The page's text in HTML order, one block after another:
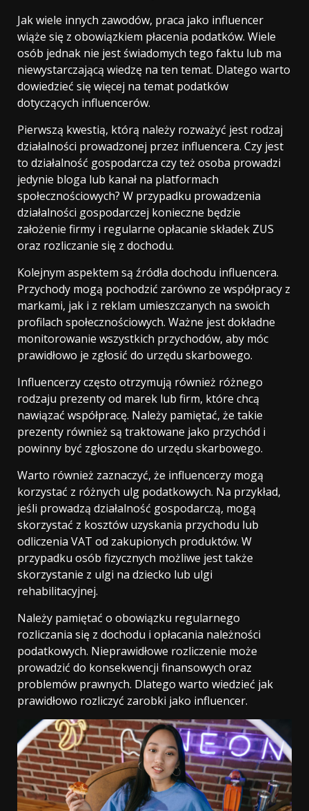
Jak wiele innych zawodów, praca jako influencer
wiąże się z obowiązkiem płacenia podatków. Wiele
osób jednak nie jest świadomych tego faktu lub ma
niewystarczającą wiedzę na ten temat. Dlatego warto
dowiedzieć się więcej na temat podatków
dotyczących influencerów.
Pierwszą kwestią, którą należy rozważyć jest rodzaj
działalności prowadzonej przez influencera. Czy jest
to działalność gospodarcza czy też osoba prowadzi
jedynie bloga lub kanał na platformach
społecznościowych? W przypadku prowadzenia
działalności gospodarczej konieczne będzie
założenie firmy i regularne opłacanie składek ZUS
oraz rozliczanie się z dochodu.
Kolejnym aspektem są źródła dochodu influencera.
Przychody mogą pochodzić zarówno ze współpracy z
markami, jak i z reklam umieszczanych na swoich
profilach społecznościowych. Ważne jest dokładne
monitorowanie wszystkich przychodów, aby móc
prawidłowo je zgłosić do urzędu skarbowego.
Influencerzy często otrzymują również różnego
rodzaju prezenty od marek lub firm, które chcą
nawiązać współpracę. Należy pamiętać, że takie
prezenty również są traktowane jako przychód i
powinny być zgłoszone do urzędu skarbowego.
Warto również zaznaczyć, że influencerzy mogą
korzystać z różnych ulg podatkowych. Na przykład,
jeśli prowadzą działalność gospodarczą, mogą
skorzystać z kosztów uzyskania przychodu lub
odliczenia VAT od zakupionych produktów. W
przypadku osób fizycznych możliwe jest także
skorzystanie z ulgi na dziecko lub ulgi
rehabilitacyjnej.
Należy pamiętać o obowiązku regularnego
rozliczania się z dochodu i opłacania należności
podatkowych. Nieprawidłowe rozliczenie może
prowadzić do konsekwencji finansowych oraz
problemów prawnych. Dlatego warto wiedzieć jak
prawidłowo rozliczyć zarobki jako influencer.